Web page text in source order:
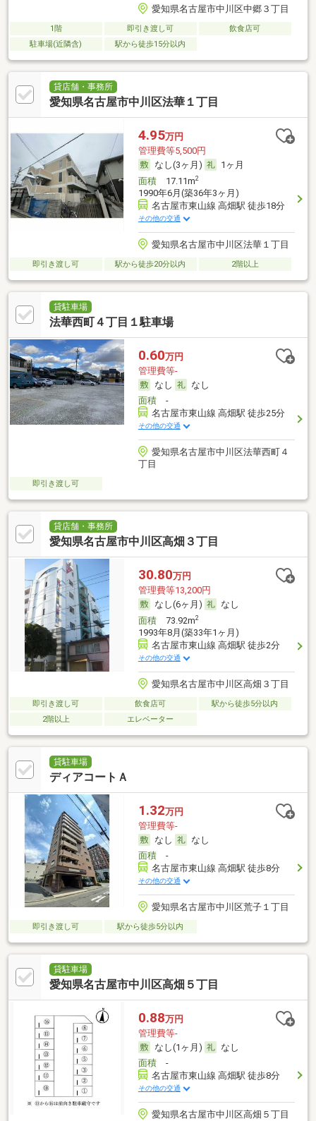
愛知県名古屋市中川区中郷３丁目
1階 即引き渡し可
飲食店可
駐車場(近隣含)
駅から徒歩15分以内
貸店舗・事務所
愛知県名古屋市中川区法華１丁目
4.95万円
管理費等5,500円
なし(3ヶ月)
1ヶ月
面積17.11m2
1990年6月(築36年3ヶ月)
名古屋市東山線 高畑駅 徒歩18分
その他の交通
愛知県名古屋市中川区法華１丁目
即引き渡し可 駅から徒歩20分以内 2階以上
貸駐車場
法華西町４丁目１駐車場
0.60万円
管理費等-
なし
なし
面積-
名古屋市東山線 高畑駅 徒歩25分
その他の交通
愛知県名古屋市中川区法華西町４
丁目
即引き渡し可
貸店舗・事務所
愛知県名古屋市中川区高畑３丁目
30.80万円
管理費等13,200円
なし(6ヶ月)
なし
面積73.92m2
1993年8月(築33年1ヶ月)
名古屋市東山線 高畑駅 徒歩2分
その他の交通
愛知県名古屋市中川区高畑３丁目
即引き渡し可 飲食店可
駅から徒歩5分以内
2階以上
エレベーター
貸駐車場
ディアコートＡ
1.32万円
管理費等-
なし
なし
面積-
名古屋市東山線 高畑駅 徒歩8分
その他の交通
愛知県名古屋市中川区荒子１丁目
即引き渡し可 駅から徒歩5分以内
貸駐車場
愛知県名古屋市中川区高畑５丁目
0.88万円
管理費等-
なし(1ヶ月)
なし
面積-
名古屋市東山線 高畑駅 徒歩8分
その他の交通
愛知県名古屋市中川区高畑５丁目